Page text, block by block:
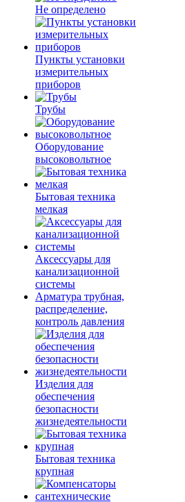
Не определено
Пункты установки
измерительных
приборов
Трубы
Оборудование
высоковольтное
Бытовая техника
мелкая
Аксессуары для
канализационной
системы
Арматура трубная,
распределение,
контроль давления
Изделия для
обеспечения
безопасности
жизнедеятельности
Бытовая техника
крупная